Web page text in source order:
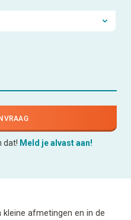
dat! Meld je alvast aan!
kleine afmetingen en in de